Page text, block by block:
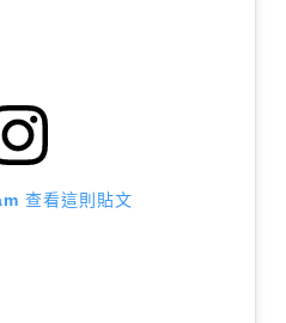
查看這則貼文